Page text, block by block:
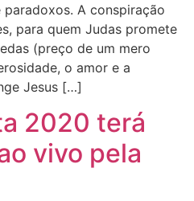
A conspiração
para quem Judas promete
(preço de um mero
o amor e a
Jesus […]
2020 terá
vivo pela